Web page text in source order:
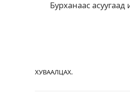
Бурханаас
ХУВААЛЦАХ.